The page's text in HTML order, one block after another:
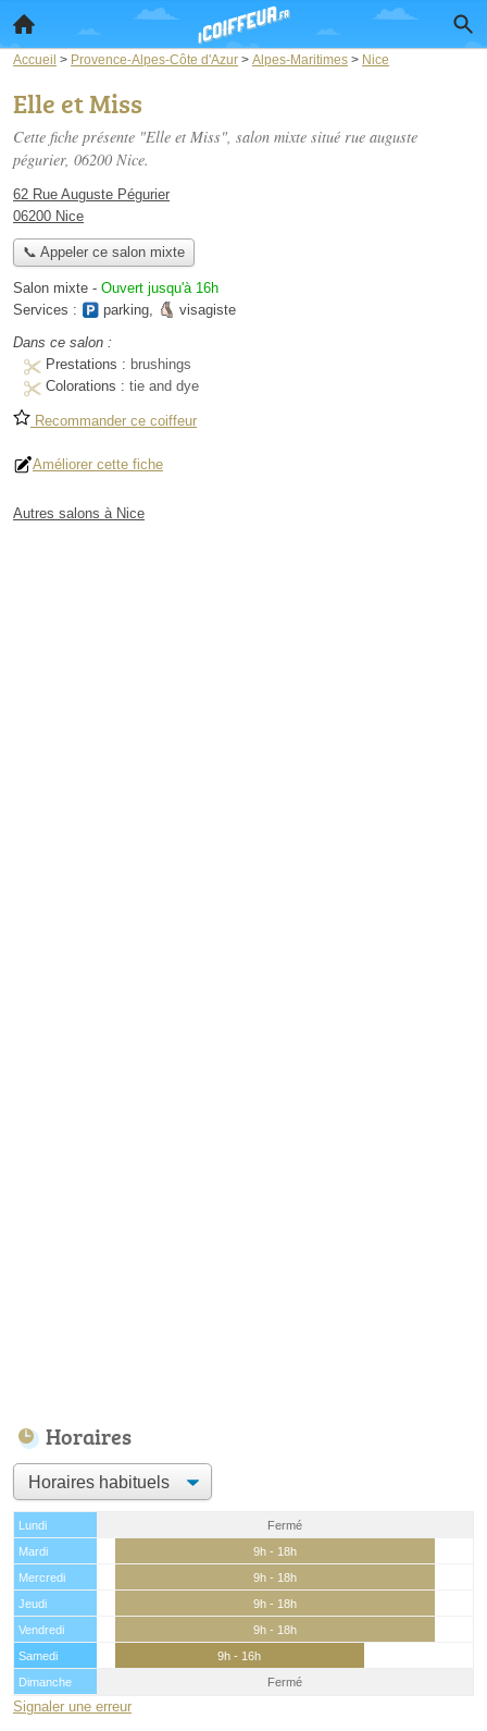
Accueil > Provence-Alpes-Côte d'Azur > Alpes-Maritimes > Nice
Elle et Miss
Cette fiche présente "Elle et Miss", salon mixte situé rue auguste
pégurier, 06200 Nice.
62 Rue Auguste Pégurier
06200 Nice
📞 Appeler ce salon mixte
Salon mixte - Ouvert jusqu'à 16h
Services :
parking,
visagiste
Dans ce salon :
Prestations : brushings
Colorations : tie and dye
Recommander ce coiffeur
Améliorer cette fiche
Autres salons à Nice
Horaires
Lundi
Fermé
Mardi
9h - 18h
Mercredi
9h - 18h
Jeudi
9h - 18h
Vendredi
9h - 18h
Samedi
9h - 16h
Dimanche
Fermé
Signaler une erreur